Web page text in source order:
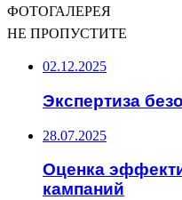
ФОТОГАЛЕРЕЯ
НЕ ПРОПУСТИТЕ
02.12.2025
Экспертиза
28.07.2025
Оценка
кампаний